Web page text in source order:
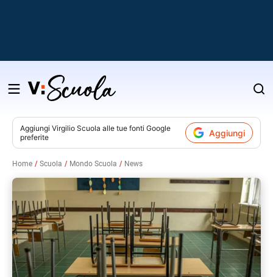
Salta
contenuto
Aggiungi Virgilio Scuola alle tue fonti Google
preferite
Aggiungi
Home Scuola Mondo Scuola News